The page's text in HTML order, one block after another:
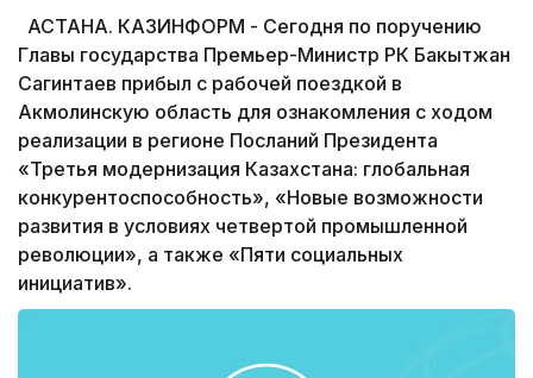
АСТАНА. КАЗИНФОРМ - Сегодня по поручению
Главы государства Премьер-Министр РК Бакытжан
Сагинтаев прибыл с рабочей поездкой в
Акмолинскую область для ознакомления с ходом
реализации в регионе Посланий Президента
«Третья модернизация Казахстана: глобальная
конкурентоспособность», «Новые возможности
развития в условиях четвертой промышленной
революции», а также «Пяти социальных
инициатив».